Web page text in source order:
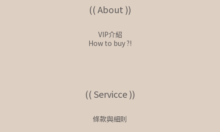
(( About ))
VIP介紹
How to buy ?!
(( Servicce ))
條款與細則